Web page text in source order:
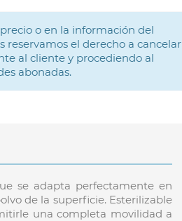
o en la información del
reservamos el derecho a cancelar
al cliente y procediendo al
abonadas.
se adapta perfectamente en
de la superficie. Esterilizable
una completa movilidad a